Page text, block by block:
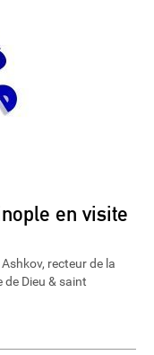
en visite
recteur de la
de Dieu & saint